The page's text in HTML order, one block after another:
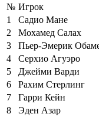
№ Игрок
1
Садио Мане
2
Мохамед Салах
3
Пьер-Эмерик
4
Серхио Агуэро
5
Джейми Варди
6
Рахим Стерлинг
7
Гарри Кейн
8
Эден Азар